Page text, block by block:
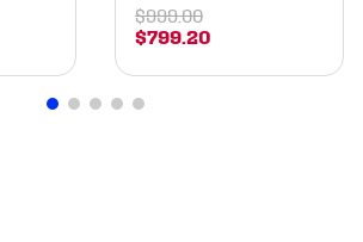
$799 20
$999.00